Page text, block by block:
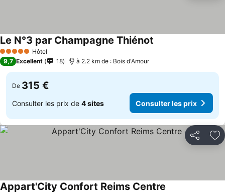
5 Étoiles Hôtel
Le N°3 par Champagne Thiénot
9,7 Excellent 18 à 2.2 km de : Bois d'Amour
De 315 €
Consulter les prix de 4 sites Consulter les prix
Partager
Appart'City Confort Reims Centre